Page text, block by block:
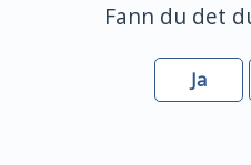
Fann du det
Ja